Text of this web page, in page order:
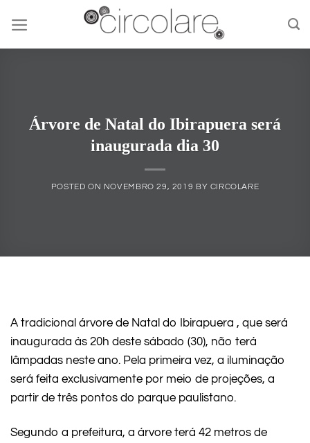
content
Árvore de Natal do Ibirapuera será
inaugurada dia 30
POSTED ON NOVEMBRO 29, 2019 BY CIRCOLARE
A tradicional árvore de Natal do Ibirapuera , que será
inaugurada às 20h deste sábado (30), não terá
lâmpadas neste ano. Pela primeira vez, a iluminação
será feita exclusivamente por meio de projeções, a
partir de três pontos do parque paulistano.
Segundo a prefeitura, a árvore terá 42 metros de